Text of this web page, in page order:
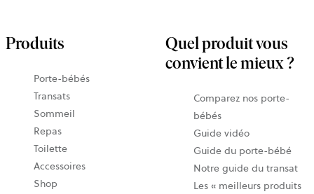
Produits
Porte-bébés
Transats
Sommeil
Repas
Toilette
Accessoires
Shop
Quel produit vous
convient le mieux ?
Comparez nos porte-
bébés
Guide vidéo
Guide du porte-bébé
Notre guide du transat
Les « meilleurs produits